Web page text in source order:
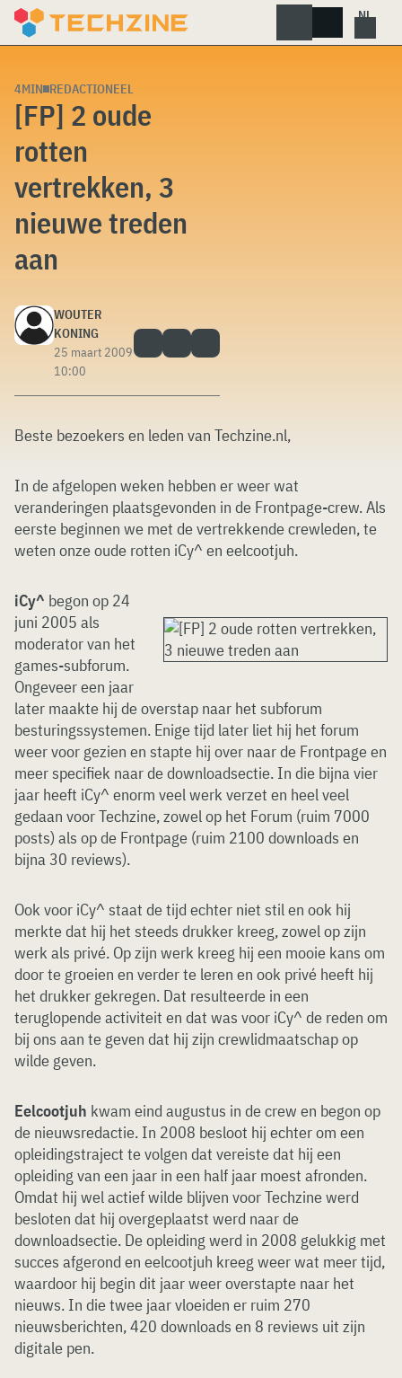
Skip
4MIN REDACTIONEEL
[FP] 2 oude
rotten
vertrekken, 3
nieuwe treden
aan
WOUTER
KONING
25 maart 2009
10:00
Beste bezoekers en leden van Techzine.nl,
In de afgelopen weken hebben er weer wat
veranderingen plaatsgevonden in de Frontpage-crew. Als
eerste beginnen we met de vertrekkende crewleden, te
weten onze oude rotten iCy^ en eelcootjuh.
iCy^ begon op 24
juni 2005 als
moderator van het
games-subforum.
Ongeveer een jaar
later maakte hij de overstap naar het subforum
besturingssystemen. Enige tijd later liet hij het forum
weer voor gezien en stapte hij over naar de Frontpage en
meer specifiek naar de downloadsectie. In die bijna vier
jaar heeft iCy^ enorm veel werk verzet en heel veel
gedaan voor Techzine, zowel op het Forum (ruim 7000
posts) als op de Frontpage (ruim 2100 downloads en
bijna 30 reviews).
Ook voor iCy^ staat de tijd echter niet stil en ook hij
merkte dat hij het steeds drukker kreeg, zowel op zijn
werk als privé. Op zijn werk kreeg hij een mooie kans om
door te groeien en verder te leren en ook privé heeft hij
het drukker gekregen. Dat resulteerde in een
teruglopende activiteit en dat was voor iCy^ de reden om
bij ons aan te geven dat hij zijn crewlidmaatschap op
wilde geven.
Eelcootjuh kwam eind augustus in de crew en begon op
de nieuwsredactie. In 2008 besloot hij echter om een
opleidingstraject te volgen dat vereiste dat hij een
opleiding van een jaar in een half jaar moest afronden.
Omdat hij wel actief wilde blijven voor Techzine werd
besloten dat hij overgeplaatst werd naar de
downloadsectie. De opleiding werd in 2008 gelukkig met
succes afgerond en eelcootjuh kreeg weer wat meer tijd,
waardoor hij begin dit jaar weer overstapte naar het
nieuws. In die twee jaar vloeiden er ruim 270
nieuwsberichten, 420 downloads en 8 reviews uit zijn
digitale pen.